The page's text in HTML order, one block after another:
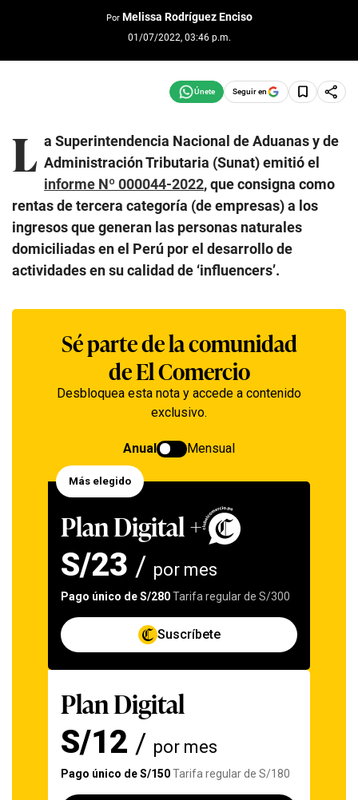
Por Melissa Rodríguez Enciso
01/07/2022, 03:46 p.m.
Seguir en
L a Superintendencia Nacional de Aduanas y de
Administración Tributaria (Sunat) emitió el
informe Nº 000044-2022, que consigna como
rentas de tercera categoría (de empresas) a los
ingresos que generan las personas naturales
domiciliadas en el Perú por el desarrollo de
actividades en su calidad de ‘influencers’.